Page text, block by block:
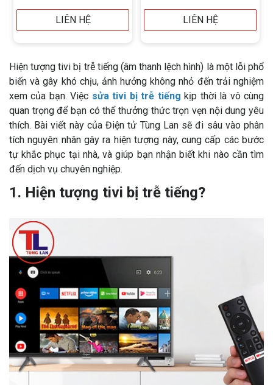
LIÊN HỆ LIÊN HỆ
Hiện tượng tivi bị trễ tiếng (âm thanh lệch hình) là một lỗi phổ
biến và gây khó chịu, ảnh hưởng không nhỏ đến trải nghiệm
xem của bạn. Việc sửa tivi bị trễ tiếng kịp thời là vô cùng
quan trọng để bạn có thể thưởng thức trọn vẹn nội dung yêu
thích. Bài viết này của Điện tử Tùng Lan sẽ đi sâu vào phân
tích nguyên nhân gây ra hiện tượng này, cung cấp các bước
tự khắc phục tại nhà, và giúp bạn nhận biết khi nào cần tìm
đến dịch vụ chuyên nghiệp.
1. Hiện tượng tivi bị trễ tiếng?